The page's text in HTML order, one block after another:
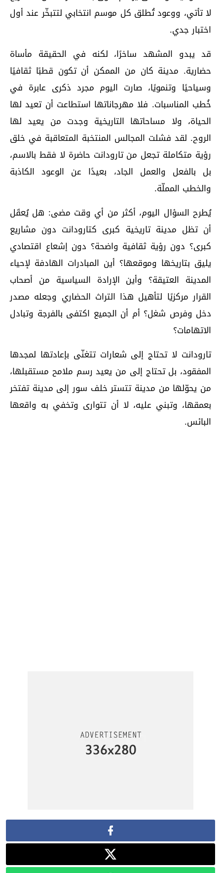
لا تأتي، ووعود تُطلق كل موسم انتخابي لتتبخّر عند أول
اختبار جدي.
قد يبدو المشهد ساخرًا، لكنه في الحقيقة مأساة
حضارية. مدينة كان من الممكن أن تكون قطبًا ثقافيًا
وسياحيًا وتنمويًا، صارت اليوم مجرد ذكرى عابرة في
خُطب المناسبات. فلا مهرجاناتها استطاعت أن تعيد لها
الحياة، ولا مساحاتها التاريخية وجدت من يعيد لها
الروح. لقد فشلت المجالس المنتخبة المتعاقبة في خلق
رؤية متكاملة تجعل من تارودانت حاضرة لا فقط بالاسم،
بل بالفعل والعمل الجاد، بعيدًا عن الوعود الكاذبة
والخطب المملّة.
يُطرح السؤال اليوم، أكثر من أي وقت مضى: هل يُعقَل
أن تظل مدينة تاريخية كبرى كتارودانت دون مشاريع
كبرى؟ دون رؤية ثقافية واضحة؟ دون إشعاع اقتصادي
يليق بتاريخها وموقعها؟ أين المبادرات الهادفة لإحياء
المدينة العتيقة؟ وأين الإرادة السياسية من أصحاب
القرار مركزيًا لتأهيل هذا التراث الحضاري وجعله مصدر
دخل وفرص شغل؟ أم أن الجميع اكتفى بالفرجة وتبادل
الاتهامات؟
تارودانت لا تحتاج إلى شعارات تتغنّى بإعادتها لمجدها
المفقود، بل تحتاج إلى من يعيد رسم ملامح مستقبلها،
من يحوّلها من مدينة تتستر خلف سور إلى مدينة تفتخر
بعمقها، وتبني عليه، لا أن تتوارى وتخفي به واقعها
البائس.